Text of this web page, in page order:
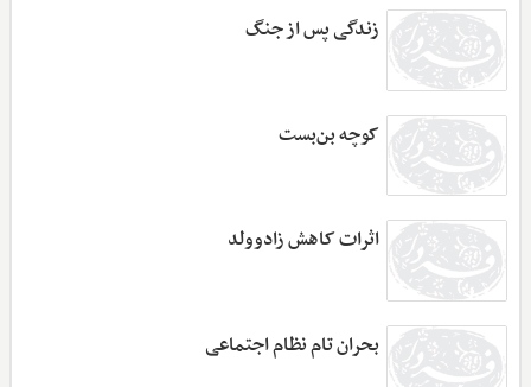
زندگی پس از جنگ
کوچه بن‌بست
اثرات کاهش زادوولد
بحران تام نظام اجتماعی